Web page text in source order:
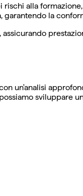
alla
la
un'analisi
sviluppare